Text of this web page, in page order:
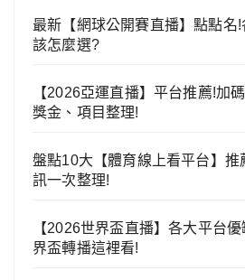
最新【網球公開賽直播】點點名
該怎麼選?
【2026亞運直播】平台推薦!加
獎金、項目整理!
盤點10大【體育線上看平台】推
訊一次整理!
【2026世界盃直播】各大平台
界盃轉播這裡看!